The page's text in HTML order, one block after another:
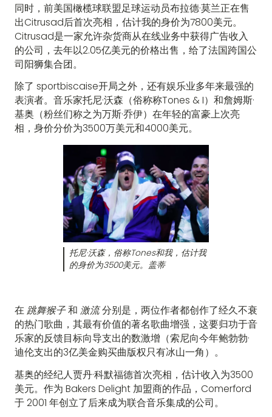
同时，前美国橄榄球联盟足球运动员布拉德·莫兰正在售
出Citrusad后首次亮相，估计我的身价为7800美元。
Citrusad是一家允许杂货商从在线业务中获得广告收入
的公司，去年以2.05亿美元的价格出售，给了法国跨国公
司阳狮集合团。
除了 sportbiscaise开局之外，还有娱乐业多年来最强的
表演者。音乐家托尼·沃森（俗称称Tones & I）和詹姆斯·
基奥（粉丝们称之为万斯·乔伊）在年轻的富豪上次亮
相，身价分价为3500万美元和4000美元。
托尼·沃森，俗称Tones和我，估计我
的身价为3500美元。盖蒂
在跳舞猴子和 激流分别是，两位作者都创作了经久不衰
的热门歌曲，其最有价值的著名歌曲增强，这要归功于音
乐家的反馈目标向导支出的数激增（索尼向今年鲍勃勃·
迪伦支出的3亿美金购买曲版权只有冰山一角）。
基奥的经纪人贾丹·科默福德首次亮相，估计收入为3500
美元。作为 Bakers Delight 加盟商的作品，Comerford
于 2001 年创立了后来成为联合音乐集成的公司。